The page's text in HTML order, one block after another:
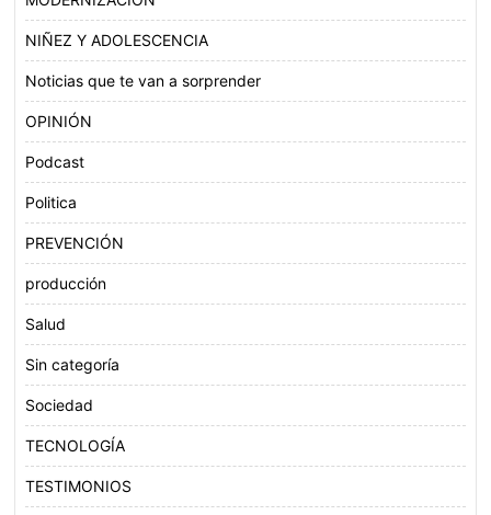
NIÑEZ Y ADOLESCENCIA
Noticias que te van a sorprender
OPINIÓN
Podcast
Politica
PREVENCIÓN
producción
Salud
Sin categoría
Sociedad
TECNOLOGÍA
TESTIMONIOS